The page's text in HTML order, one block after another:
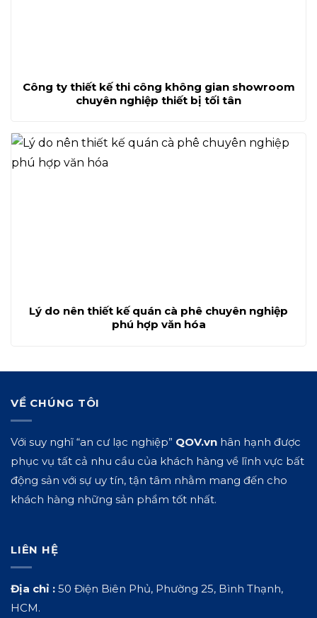
Công ty thiết kế thi công không gian showroom
chuyên nghiệp thiết bị tối tân
Lý do nên thiết kế quán cà phê chuyên nghiệp
phú hợp văn hóa
VỀ CHÚNG TÔI
Với suy nghĩ “an cư lạc nghiệp” QOV.vn hân hạnh được
phục vụ tất cả nhu cầu của khách hàng về lĩnh vực bất
động sản với sự uy tín, tận tâm nhằm mang đến cho
khách hàng những sản phẩm tốt nhất.
LIÊN HỆ
Địa chỉ : 50 Điện Biên Phủ, Phường 25, Bình Thạnh,
HCM.